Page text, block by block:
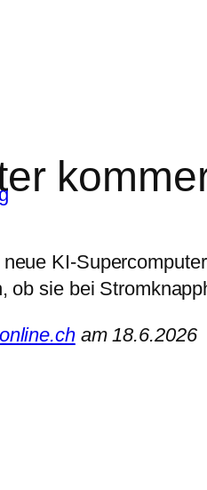
neue KI-
ob sie bei
am 18.6.2026